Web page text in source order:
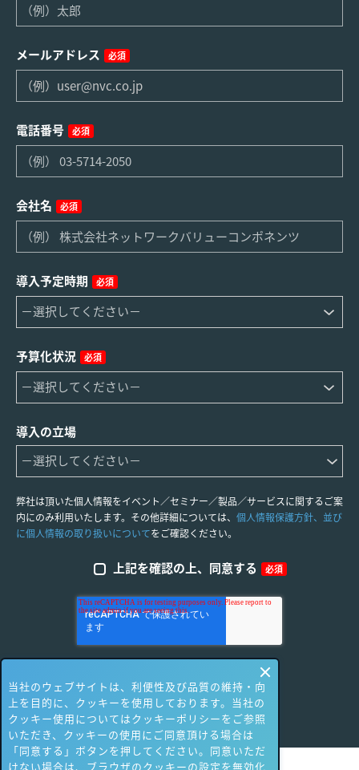
メールアドレス 必須
電話番号 必須
会社名 必須
導入予定時期 必須
予算化状況 必須
導入の立場
弊社は頂いた個人情報をイベント／セミナー／製品／サービスに関するご案
内にのみ利用いたします。その他詳細については、 個人情報保護方針、並び
に個人情報の取り扱いについてをご確認ください。
上記を確認の上、同意する 必須
当社のウェブサイトは、利便性及び品質の維持・向
上を目的に、クッキーを使用しております。当社の
クッキー使用についてはクッキーポリシーをご参照
いただき、クッキーの使用にご同意頂ける場合は
「同意する」ボタンを押してください。同意いただ
けない場合は、ブラウザのクッキーの設定を無効化